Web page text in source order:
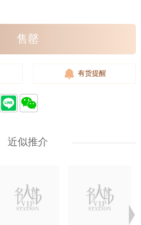
售罄
有货提醒
近似推介